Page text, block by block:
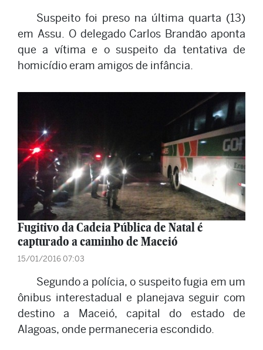
Suspeito foi preso na última quarta (13)
em Assu. O delegado Carlos Brandão aponta
que a vítima e o suspeito da tentativa de
homicídio eram amigos de infância.
Fugitivo da Cadeia Pública de Natal é
capturado a caminho de Maceió
15/01/2016 07:03
Segundo a polícia, o suspeito fugia em um
ônibus interestadual e planejava seguir com
destino a Maceió, capital do estado de
Alagoas, onde permaneceria escondido.